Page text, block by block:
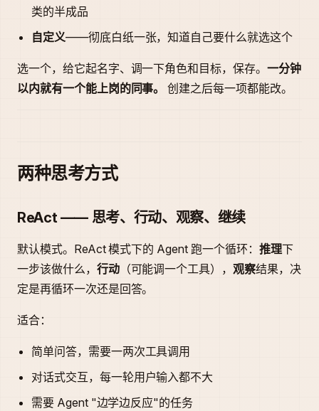
类的半成品
自定义——彻底白纸一张，知道自己要什么就选这个
选一个，给它起名字、调一下角色和目标，保存。 一分钟
以内就有一个能上岗的同事。
创建之后每一项都能改。
两种思考方式
ReAct —— 思考、行动、观察、继续
默认模式。ReAct 模式下的 Agent 跑一个循环： 推理下
一步该做什么， 行动（可能调一个工具），观察结果，决
定是再循环一次还是回答。
适合：
简单问答，需要一两次工具调用
对话式交互，每一轮用户输入都不大
需要 Agent "边学边反应"的任务